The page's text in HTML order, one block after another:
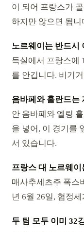
이 되어 프랑스가
하지만 않으면 됩니
노르웨이는 반드시
득실에서 프랑스에
를 안깁니다. 비기
음바페와 홀란드는
안 음바페와 엘링
을 넣어, 이 경기를
서 있습니다.
프랑스 대 노르웨
매사추세츠주 폭스
년 6월 26일, 협정
두 팀 모두 이미 32